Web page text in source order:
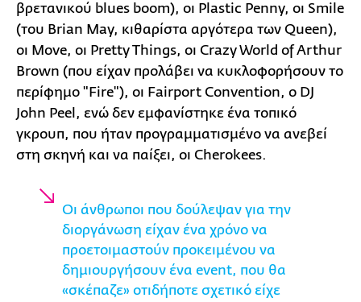
βρετανικού blues boom), οι Plastic Penny, οι Smile
(του Brian May, κιθαρίστα αργότερα των Queen),
οι Move, οι Pretty Things, οι Crazy World of Arthur
Brown (που είχαν προλάβει να κυκλοφορήσουν το
περίφημο "Fire"), οι Fairport Convention, ο DJ
John Peel, ενώ δεν εμφανίστηκε ένα τοπικό
γκρουπ, που ήταν προγραμματισμένο να ανεβεί
στη σκηνή και να παίξει, οι Cherokees.
Οι άνθρωποι που δούλεψαν για την
διοργάνωση είχαν ένα χρόνο να
προετοιμαστούν προκειμένου να
δημιουργήσουν ένα event, που θα
«σκέπαζε» οτιδήποτε σχετικό είχε